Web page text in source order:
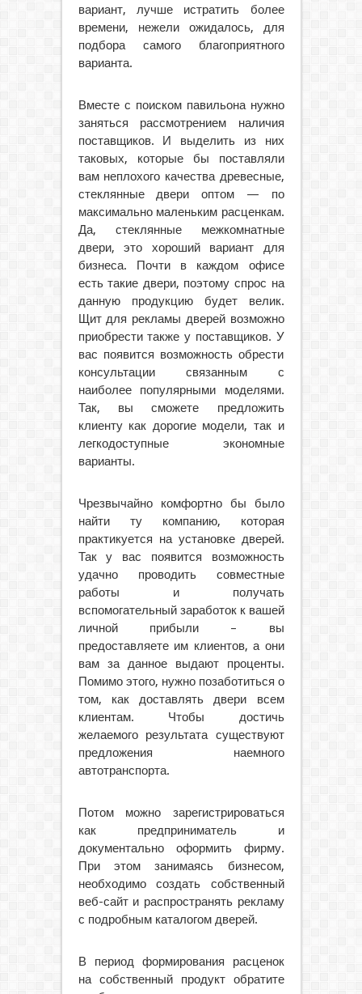
вариант, лучше истратить более
времени, нежели ожидалось, для
подбора самого благоприятного
варианта.
Вместе с поиском павильона нужно
заняться рассмотрением наличия
поставщиков. И выделить из них
таковых, которые бы поставляли
вам неплохого качества древесные,
стеклянные двери оптом — по
максимально маленьким расценкам.
Да, стеклянные межкомнатные
двери, это хороший вариант для
бизнеса. Почти в каждом офисе
есть такие двери, поэтому спрос на
данную продукцию будет велик.
Щит для рекламы дверей возможно
приобрести также у поставщиков. У
вас появится возможность обрести
консультации связанным с
наиболее популярными моделями.
Так, вы сможете предложить
клиенту как дорогие модели, так и
легкодоступные экономные
варианты.
Чрезвычайно комфортно бы было
найти ту компанию, которая
практикуется на установке дверей.
Так у вас появится возможность
удачно проводить совместные
работы и получать
вспомогательный заработок к вашей
личной прибыли – вы
предоставляете им клиентов, а они
вам за данное выдают проценты.
Помимо этого, нужно позаботиться о
том, как доставлять двери всем
клиентам. Чтобы достичь
желаемого результата существуют
предложения наемного
автотранспорта.
Потом можно зарегистрироваться
как предприниматель и
документально оформить фирму.
При этом занимаясь бизнесом,
необходимо создать собственный
веб-сайт и распространять рекламу
с подробным каталогом дверей.
В период формирования расценок
на собственный продукт обратите